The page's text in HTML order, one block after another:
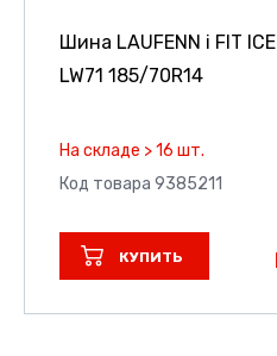
Шина LAUFENN i FIT ICE
LW71 185/70R14
На складе > 16 шт.
Код товара 9385211
КУПИТЬ